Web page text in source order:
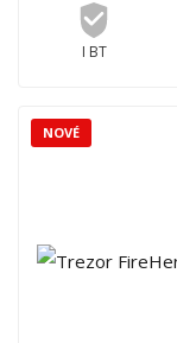
I BT
NOVÉ